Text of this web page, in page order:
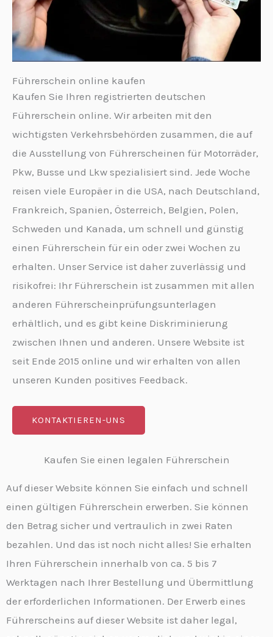
Führerschein online kaufen
Kaufen Sie Ihren registrierten deutschen
Führerschein online. Wir arbeiten mit den
wichtigsten Verkehrsbehörden zusammen, die auf
die Ausstellung von Führerscheinen für Motorräder,
Pkw, Busse und Lkw spezialisiert sind. Jede Woche
reisen viele Europäer in die USA, nach Deutschland,
Frankreich, Spanien, Österreich, Belgien, Polen,
Schweden und Kanada, um schnell und günstig
einen Führerschein für ein oder zwei Wochen zu
erhalten. Unser Service ist daher zuverlässig und
risikofrei: Ihr Führerschein ist zusammen mit allen
anderen Führerscheinprüfungsunterlagen
erhältlich, und es gibt keine Diskriminierung
zwischen Ihnen und anderen. Unsere Website ist
seit Ende 2015 online und wir erhalten von allen
unseren Kunden positives Feedback.
KONTAKTIEREN-UNS
Kaufen Sie einen legalen Führerschein
Auf dieser Website können Sie einfach und schnell
einen gültigen Führerschein erwerben. Sie können
den Betrag sicher und vertraulich in zwei Raten
bezahlen. Und das ist noch nicht alles! Sie erhalten
Ihren Führerschein innerhalb von ca. 5 bis 7
Werktagen nach Ihrer Bestellung und Übermittlung
der erforderlichen Informationen. Der Erwerb eines
Führerscheins auf dieser Website ist daher legal,